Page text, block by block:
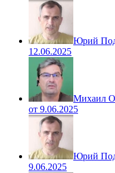
Юрий
12.06.2025
Михаил
от 9.06.2025
Юрий
9.06.2025